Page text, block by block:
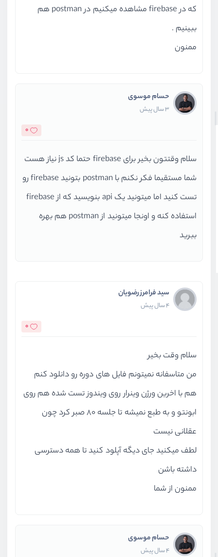
که در firebase مشاهده میکنیم در postman هم
ببینیم .
ممنون
حسام موسوی
3 سال پیش
0
سلام وقتتون بخیر برای firebase حتما کد js نیاز هست
شما مستقیما فکر نکنم با postman بتونید firebase رو
تست کنید اما میتونید یک api بنویسید که از firebase
استفاده کنه و اونجا میتونید از postman هم بهره
ببرید
سید فرامرز رضویان
4 سال پیش
0
سلام وقت بخیر
من متاسفانه نمیتونم فایل های دوره رو دانلود کنم
هم با اخرین ورژن وینرار روی ویندوز تست شده هم روی
ابونتو و به طبع نمیشه تا جلسه ۸۰ صبر کرد چون
عقلانی نیست
لطف میکنید جای دیگه آپلود کنید تا همه دسترسی
داشته باشن
ممنون از شما
حسام موسوی
4 سال پیش